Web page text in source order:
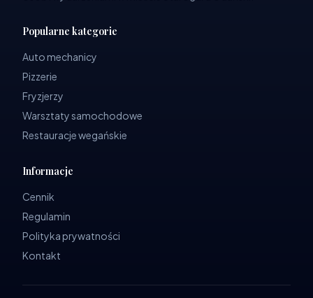
Popularne kategorie
Auto mechanicy
Pizzerie
Fryzjerzy
Warsztaty samochodowe
Restauracje wegańskie
Informacje
Cennik
Regulamin
Polityka prywatności
Kontakt